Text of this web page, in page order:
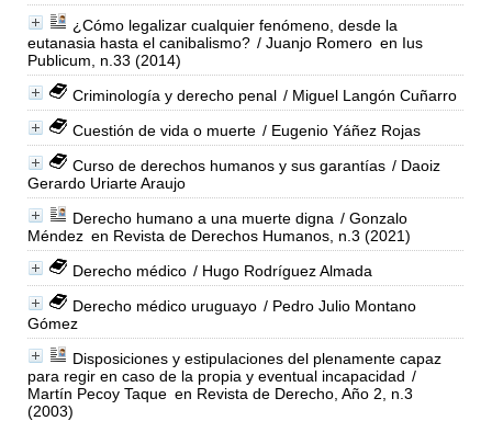
¿Cómo legalizar cualquier fenómeno, desde la
eutanasia hasta el canibalismo? / Juanjo Romero en Ius
Publicum, n.33 (2014)
Criminología y derecho penal / Miguel Langón Cuñarro
Cuestión de vida o muerte / Eugenio Yáñez Rojas
Curso de derechos humanos y sus garantías / Daoiz
Gerardo Uriarte Araujo
Derecho humano a una muerte digna / Gonzalo
Méndez en Revista de Derechos Humanos, n.3 (2021)
Derecho médico / Hugo Rodríguez Almada
Derecho médico uruguayo / Pedro Julio Montano
Gómez
Disposiciones y estipulaciones del plenamente capaz
para regir en caso de la propia y eventual incapacidad /
Martín Pecoy Taque en Revista de Derecho, Año 2, n.3
(2003)